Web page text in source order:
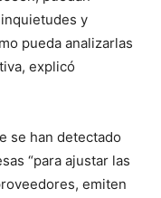
y
pueda analizarlas
explicó
se han detectado
“para ajustar las
emiten